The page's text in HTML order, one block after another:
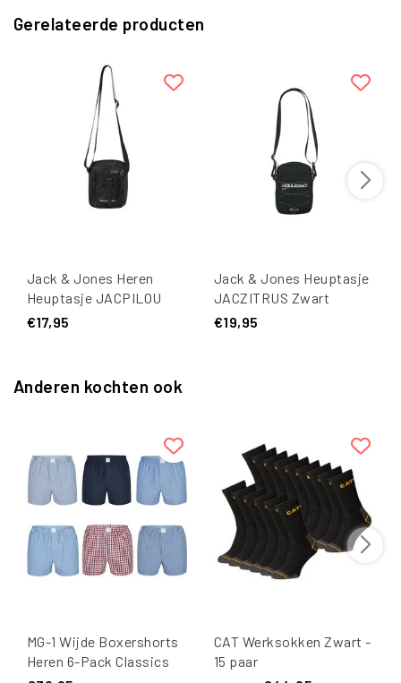
Gerelateerde producten
Jack & Jones Heren
Heuptasje JACPILOU
Slingbag Zwart
€17,95
Jack & Jones Heuptasje
JACZITRUS Zwart
€19,95
Anderen kochten ook
MG-1 Wijde Boxershorts
Heren 6-Pack Classics
CAT Werksokken Zwart -
15 paar